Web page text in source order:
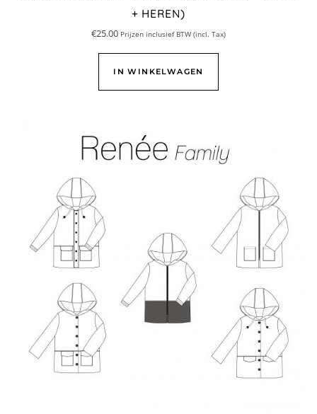
+ HEREN)
€25.00 Prijzen inclusief BTW (incl. Tax)
IN WINKELWAGEN